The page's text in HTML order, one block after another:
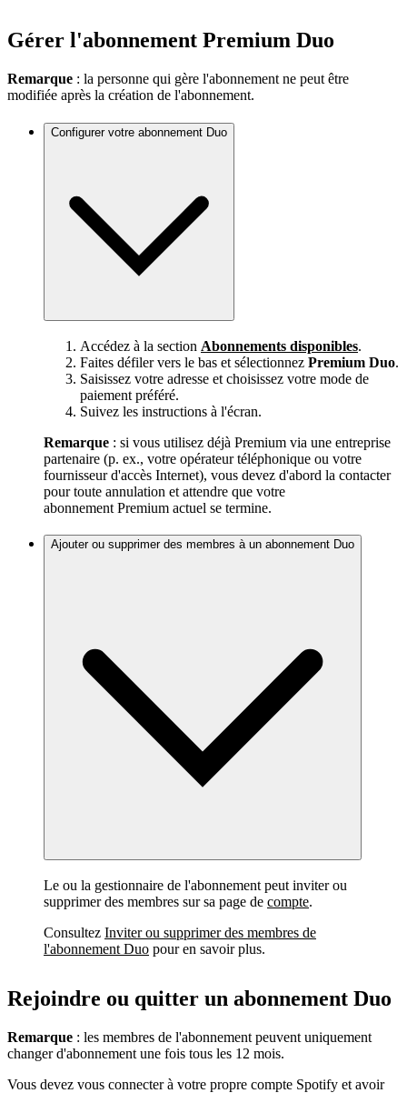
Gérer l'abonnement Premium Duo
Remarque : la personne qui gère l'abonnement ne peut être
modifiée après la création de l'abonnement.
Configurer votre abonnement Duo
Accédez à la section Abonnements disponibles.
Faites défiler vers le bas et sélectionnez Premium Duo.
Saisissez votre adresse et choisissez votre mode de
paiement préféré.
Suivez les instructions à l'écran.
Remarque : si vous utilisez déjà Premium via une entreprise
partenaire (p. ex., votre opérateur téléphonique ou votre
fournisseur d'accès Internet), vous devez d'abord la contacter
pour toute annulation et attendre que votre
abonnement Premium actuel se termine.
Ajouter ou supprimer des membres à un abonnement Duo
Le ou la gestionnaire de l'abonnement peut inviter ou
supprimer des membres sur sa page de compte.
Consultez Inviter ou supprimer des membres de
l'abonnement Duo pour en savoir plus.
Rejoindre ou quitter un abonnement Duo
Remarque : les membres de l'abonnement peuvent uniquement
changer d'abonnement une fois tous les 12 mois.
Vous devez vous connecter à votre propre compte Spotify et avoir